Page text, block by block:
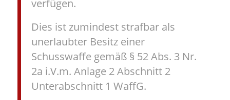
verfügen.
Dies ist zumindest strafbar als
unerlaubter Besitz einer
Schusswaffe gemäß § 52 Abs. 3 Nr.
2a i.V.m. Anlage 2 Abschnitt 2
Unterabschnitt 1 WaffG.